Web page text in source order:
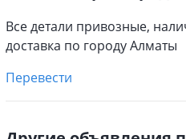
Все детали привозные,
доставка по городу Алматы
Перевести